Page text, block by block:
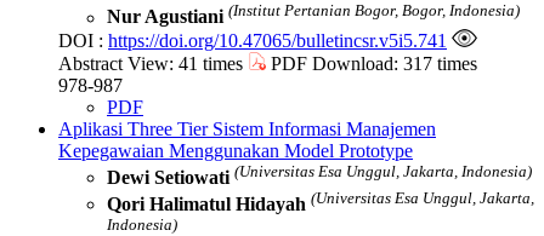
Nur Agustiani (Institut Pertanian Bogor, Bogor, Indonesia)
DOI : https://doi.org/10.47065/bulletincsr.v5i5.741
Abstract View: 41 times
PDF Download: 317 times
978-987
PDF
Aplikasi Three Tier Sistem Informasi Manajemen
Kepegawaian Menggunakan Model Prototype
Dewi Setiowati (Universitas Esa Unggul, Jakarta, Indonesia)
Qori Halimatul Hidayah (Universitas Esa Unggul, Jakarta,
Indonesia)